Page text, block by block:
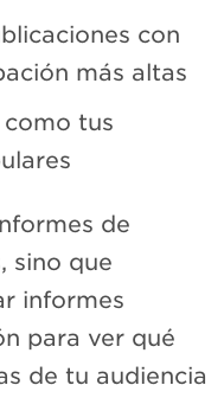
con
más altas
tus
de
sino que
informes
para ver qué
de tu audiencia